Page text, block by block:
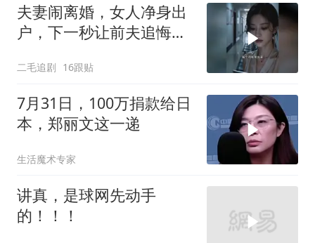
夫妻闹离婚，女人净身出
户，下一秒让前夫追悔莫
二毛追剧 16跟贴
7月31日，100万捐款给日
本，郑丽文这一递
生活魔术专家
讲真，是球网先动手
的！！！